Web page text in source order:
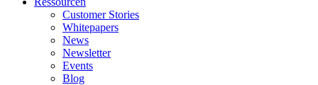
Customer Stories
Whitepapers
News
Newsletter
Events
Blog